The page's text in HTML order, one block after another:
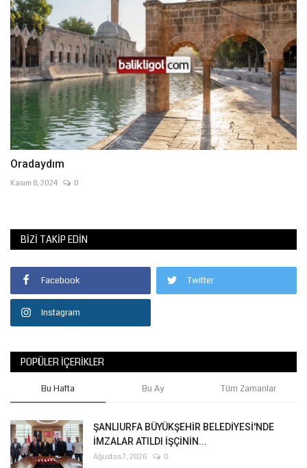
Oradaydım
Kasım 8, 2024 0
BIZI TAKIP EDIN
Facebook Twitter
Instagram
POPÜLER İÇERIKLER
Bu Hafta Bu Ay Tüm Zamanlar
ŞANLIURFA BÜYÜKŞEHİR BELEDİYESİ'NDE
İMZALAR ATILDI İŞÇİNİN...
Ağustos 7, 2026 0